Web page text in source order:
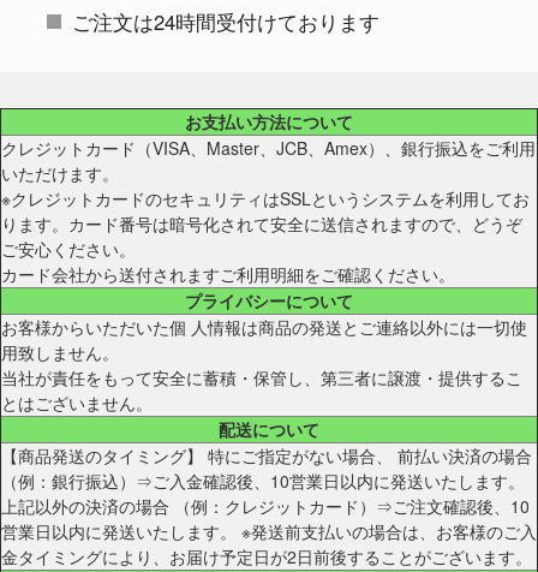
ご注文は24時間受付けております
お支払い方法について
クレジットカード（VISA、Master、JCB、Amex）、銀行振込をご利用
いただけます。
※クレジットカードのセキュリティはSSLというシステムを利用してお
ります。カード番号は暗号化されて安全に送信されますので、どうぞ
ご安心ください。
カード会社から送付されますご利用明細をご確認ください。
プライバシーについて
お客様からいただいた個 人情報は商品の発送とご連絡以外には一切使
用致しません。
当社が責任をもって安全に蓄積・保管し、第三者に譲渡・提供するこ
とはございません。
配送について
【商品発送のタイミング】 特にご指定がない場合、 前払い決済の場合
（例：銀行振込）⇒ご入金確認後、10営業日以内に発送いたします。
上記以外の決済の場合 （例：クレジットカード）⇒ご注文確認後、10
営業日以内に発送いたします。 ※発送前支払いの場合は、お客様のご入
金タイミングにより、お届け予定日が2日前後することがございます。